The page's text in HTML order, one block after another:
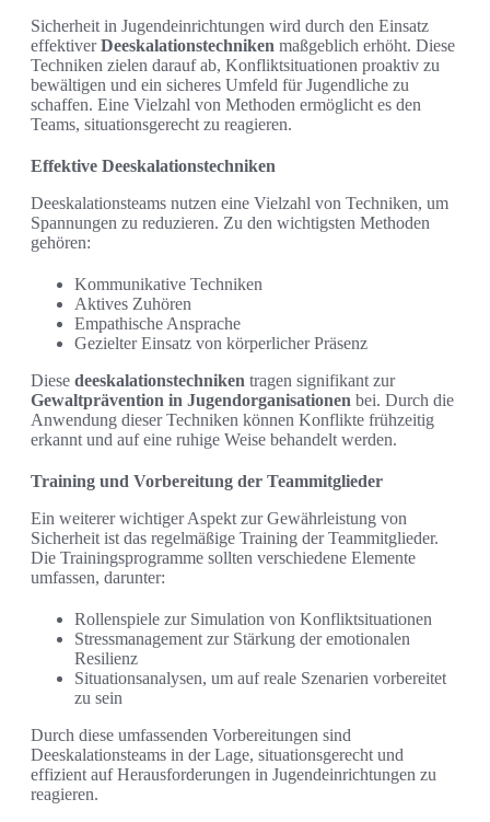
Sicherheit in Jugendeinrichtungen wird durch den Einsatz
effektiverDeeskalationstechniken maßgeblich erhöht. Diese
Techniken zielen darauf ab, Konfliktsituationen proaktiv zu
bewältigen und ein sicheres Umfeld für Jugendliche zu
schaffen. Eine Vielzahl von Methoden ermöglicht es den
Teams, situationsgerecht zu reagieren.
Effektive Deeskalationstechniken
Deeskalationsteams nutzen eine Vielzahl von Techniken, um
Spannungen zu reduzieren. Zu den wichtigsten Methoden
gehören:
Kommunikative Techniken
Aktives Zuhören
Empathische Ansprache
Gezielter Einsatz von körperlicher Präsenz
Diese deeskalationstechniken tragen signifikant zur
Gewaltprävention in Jugendorganisationen bei. Durch die
Anwendung dieser Techniken können Konflikte frühzeitig
erkannt und auf eine ruhige Weise behandelt werden.
Training und Vorbereitung der Teammitglieder
Ein weiterer wichtiger Aspekt zur Gewährleistung von
Sicherheit ist das regelmäßige Training der Teammitglieder.
Die Trainingsprogramme sollten verschiedene Elemente
umfassen, darunter:
Rollenspiele zur Simulation von Konfliktsituationen
Stressmanagement zur Stärkung der emotionalen
Resilienz
Situationsanalysen, um auf reale Szenarien vorbereitet
zu sein
Durch diese umfassenden Vorbereitungen sind
Deeskalationsteams in der Lage, situationsgerecht und
effizient auf Herausforderungen in Jugendeinrichtungen zu
reagieren.